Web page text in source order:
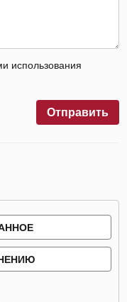
использования
Отправить